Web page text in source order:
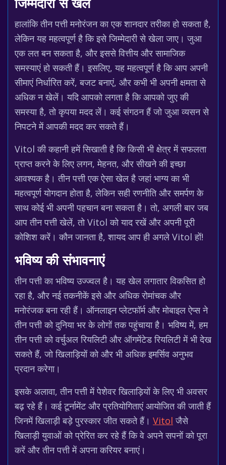
जिम्मेदारी से खेलें
हालांकि तीन पत्ती मनोरंजन का एक शानदार तरीका हो सकता है,
लेकिन यह महत्वपूर्ण है कि इसे जिम्मेदारी से खेला जाए। जुआ
एक लत बन सकता है, और इससे वित्तीय और सामाजिक
समस्याएं हो सकती हैं। इसलिए, यह महत्वपूर्ण है कि आप अपनी
सीमाएं निर्धारित करें, बजट बनाएं, और कभी भी अपनी क्षमता से
अधिक न खेलें। यदि आपको लगता है कि आपको जुए की
समस्या है, तो कृपया मदद लें। कई संगठन हैं जो जुआ व्यसन से
निपटने में आपकी मदद कर सकते हैं।
Vitol की कहानी हमें सिखाती है कि किसी भी क्षेत्र में सफलता
प्राप्त करने के लिए लगन, मेहनत, और सीखने की इच्छा
आवश्यक है। तीन पत्ती एक ऐसा खेल है जहां भाग्य का भी
महत्वपूर्ण योगदान होता है, लेकिन सही रणनीति और समर्पण के
साथ कोई भी अपनी पहचान बना सकता है। तो, अगली बार जब
आप तीन पत्ती खेलें, तो Vitol को याद रखें और अपनी पूरी
कोशिश करें। कौन जानता है, शायद आप ही अगले Vitol हों!
भविष्य की संभावनाएं
तीन पत्ती का भविष्य उज्ज्वल है। यह खेल लगातार विकसित हो
रहा है, और नई तकनीकें इसे और अधिक रोमांचक और
मनोरंजक बना रही हैं। ऑनलाइन प्लेटफॉर्म और मोबाइल ऐप्स ने
तीन पत्ती को दुनिया भर के लोगों तक पहुंचाया है। भविष्य में, हम
तीन पत्ती को वर्चुअल रियलिटी और ऑगमेंटेड रियलिटी में भी देख
सकते हैं, जो खिलाड़ियों को और भी अधिक इमर्सिव अनुभव
प्रदान करेगा।
इसके अलावा, तीन पत्ती में पेशेवर खिलाड़ियों के लिए भी अवसर
बढ़ रहे हैं। कई टूर्नामेंट और प्रतियोगिताएं आयोजित की जाती हैं
जिनमें खिलाड़ी बड़े पुरस्कार जीत सकते हैं। Vitol जैसे
खिलाड़ी युवाओं को प्रेरित कर रहे हैं कि वे अपने सपनों को पूरा
करें और तीन पत्ती में अपना करियर बनाएं।